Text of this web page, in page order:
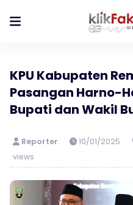
KPU Kabupaten
Pasangan Harno-
Bupati dan Wakil
Reporter 10/01/2025
views